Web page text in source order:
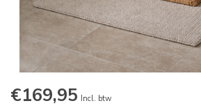
€169,95 Incl. btw